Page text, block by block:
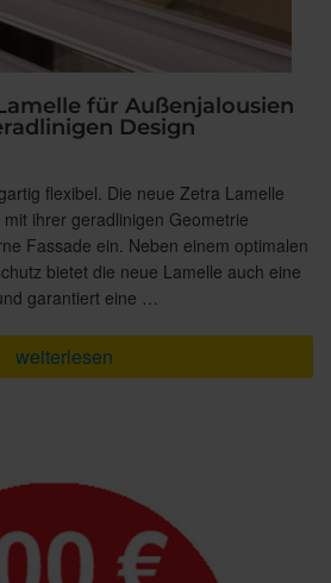
für Außenjalousien
Design
flexibel. Die neue Zetra Lamelle
ihrer geradlinigen Geometrie
Fassade ein. Neben einem optimalen
bietet die neue Lamelle auch eine
garantiert eine …
„Zetra
–
im
geradlinigen
Design“
weiterlesen